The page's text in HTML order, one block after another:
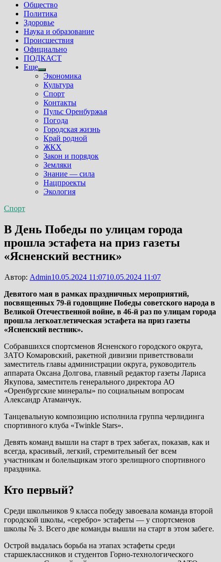
Общество
Политика
Здоровье
Наука и образование
Происшествия
Официально
ПОДКАСТ
Еще
Show
sub
menu
Экономика
Культура
Спорт
Контакты
Пульс Оренбуржья
Погода
Городская жизнь
Край родной
ЖКХ
Закон и порядок
Земляки
Знание — сила
Нацпроекты
Экология
Спорт
В День Победы по улицам города
прошла эстафета на приз газеты
«Ясненский вестник»
Автор: Admin10.05.2024 11:0710.05.2024 11:07
Девятого мая в рамках праздничных мероприятий,
посвященных 79-й годовщине Победы советского народа в
Великой Отечественной войне, в 46-й раз по улицам города
прошла легкоатлетическая эстафета на приз газеты
«Ясненский вестник».
Собравшихся спортсменов Ясненского городского округа,
ЗАТО Комаровский, ракетной дивизии приветствовали
заместитель главы администрации округа, руководитель
аппарата Оксана Долгова, главный редактор газеты Лариса
Якупова, заместитель генерального директора АО
«Оренбургские минералы» по социальным вопросам
Александр Атаманчук.
Танцевальную композицию исполнила группа черлидинга
спортивного клуба «Twinkle Stars».
Девять команд вышли на старт в трех забегах, показав, как и
всегда, красивый, легкий, стремительный бег всем
участникам и болельщикам этого зрелищного спортивного
праздника.
Кто первый?
Среди школьников 9 класса победу завоевала команда второй
городской школы, «серебро» эстафеты — у спортсменов
школы № 3. Всего две команды вышли на старт в этом забеге.
Острой выдалась борьба на этапах эстафеты среди
старшеклассников и студентов Горно-технологического